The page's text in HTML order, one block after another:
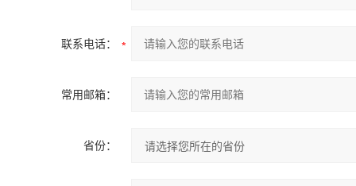
联系电话：
常用邮箱：
省份：